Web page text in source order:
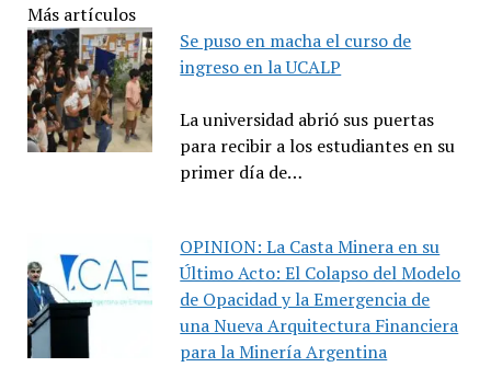
Más artículos
Se puso en macha el curso de
ingreso en la UCALP
La universidad abrió sus puertas
para recibir a los estudiantes en su
primer día de…
OPINION: La Casta Minera en su
Último Acto: El Colapso del Modelo
de Opacidad y la Emergencia de
una Nueva Arquitectura Financiera
para la Minería Argentina